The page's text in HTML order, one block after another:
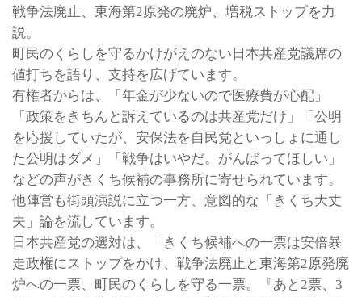
戦争法廃止、東海第2原発の廃炉、増税ストップを力
説。
町民のくらしを守るかけがえのない日本共産党議席の
値打ちを語り、支持を広げています。
有権者からは、「年金が少ないので医療費が心配」
「政策をきちんと訴えているのは共産党だけ」「公明
を応援していたが、安保法を自民党といっしょに通し
た公明はダメ」「戦争はいやだ。がんばってほしい」
などの声がきくち候補の事務所に寄せられています。
他陣営も街頭演説に立つ一方、意図的な「きくち大丈
夫」論を流しています。
日本共産党の選対は、「きくち候補への一票は安倍暴
走政権にストップをかけ、戦争法廃止と東海第2原発廃
炉への一票、町民のくらしを守る一票。『あと2票、3